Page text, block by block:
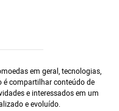
em geral, tecnologias,
é compartilhar conteúdo de
e interessados em um
e evoluído.